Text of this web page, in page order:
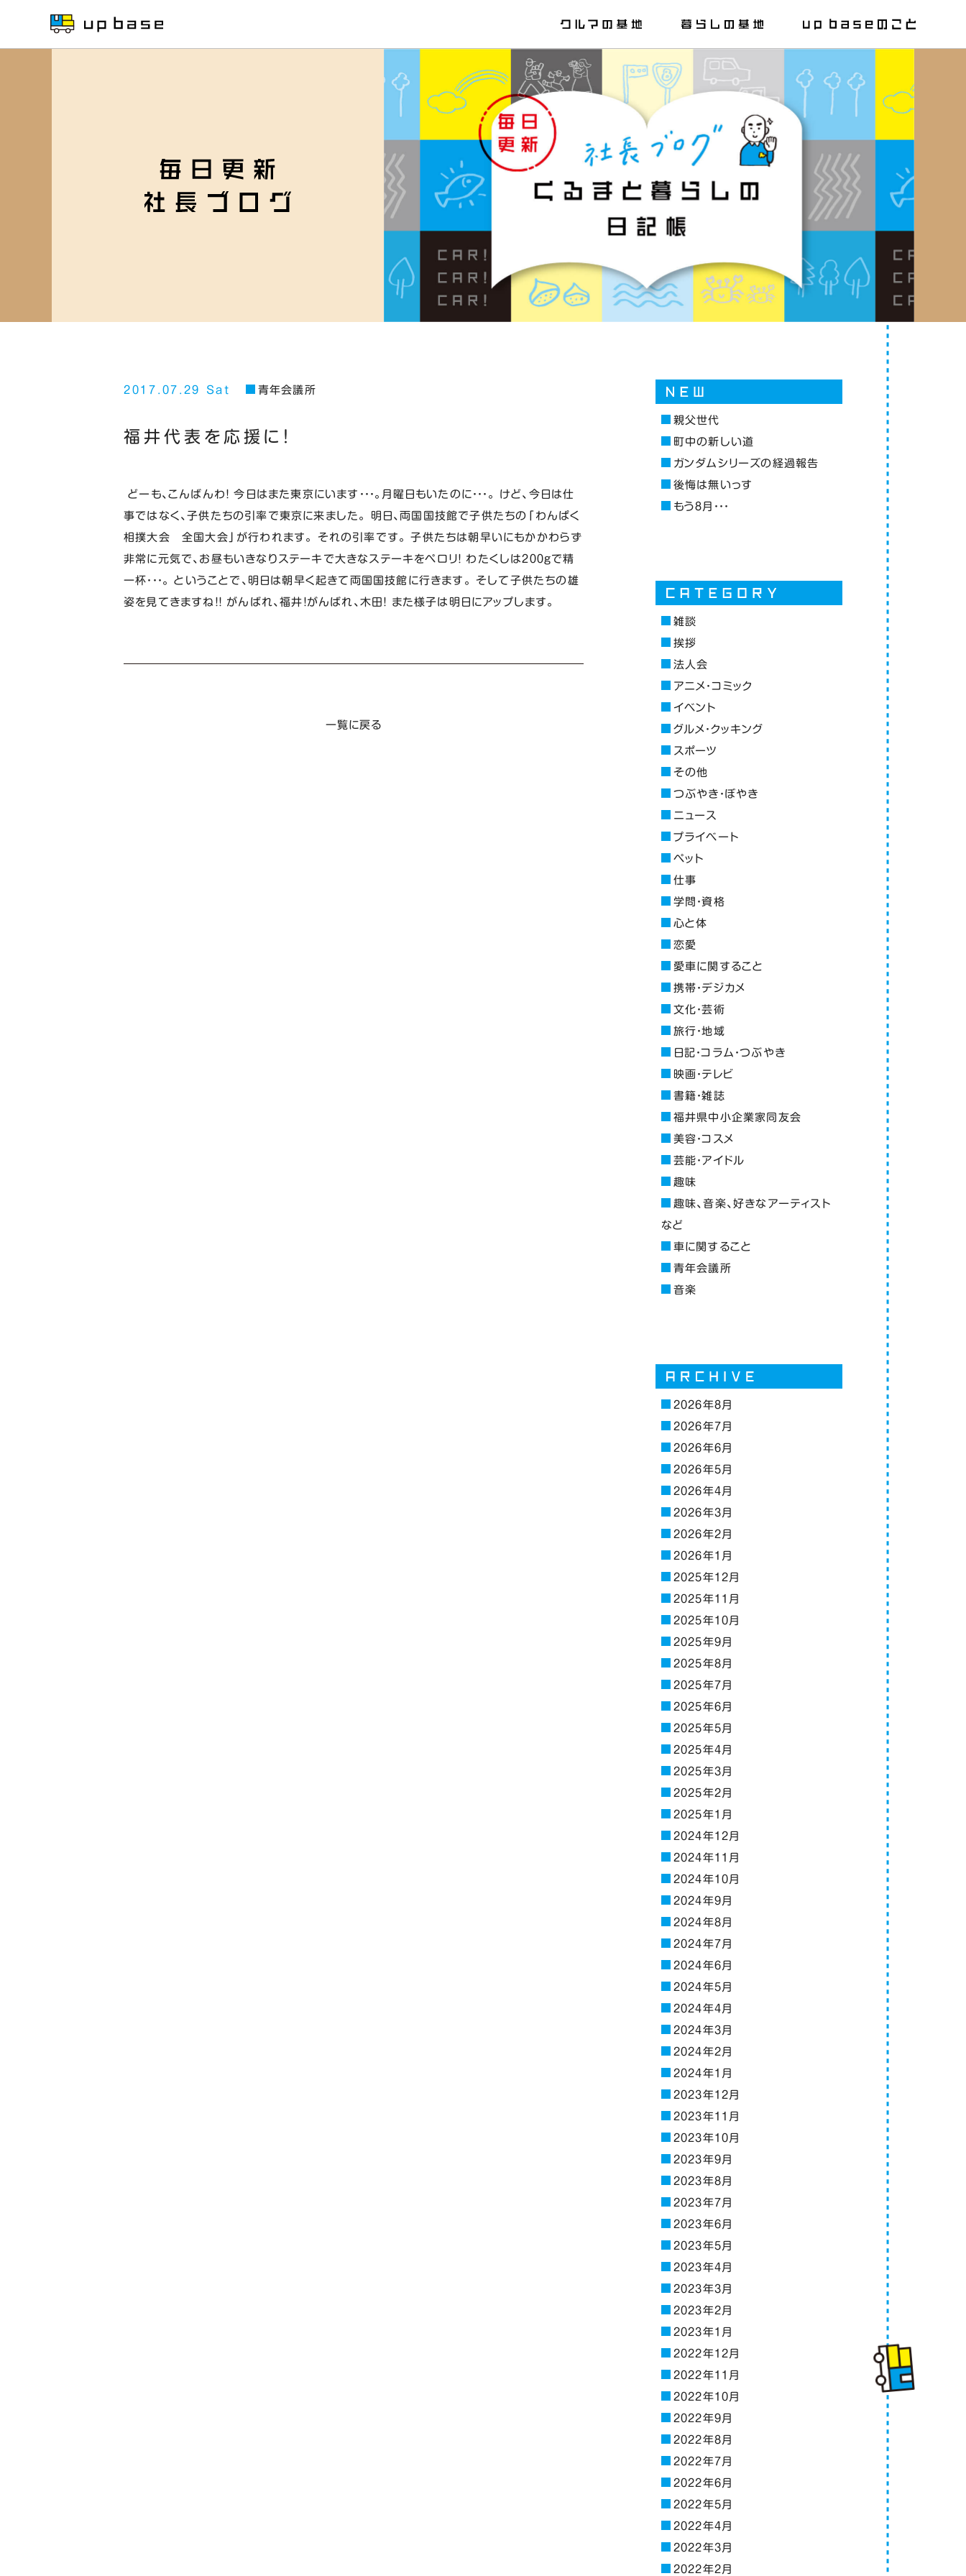
2017.07.29 Sat 青年会議所
福井代表を応援に！
どーも、こんばんわ！ 今日はまた東京にいます・・・。月曜日もいたのに・・・。 けど、今日は仕
事ではなく、子供たちの引率で東京に来ました。 明日、両国国技館で子供たちの「わんぱく
相撲大会 全国大会」が行われます。 それの引率です。 子供たちは朝早いにもかかわらず
非常に元気で、お昼もいきなりステーキで大きなステーキをペロリ！ わたくしは２００ｇで精
一杯・・・。 ということで、明日は朝早く起きて両国国技館に行きます。 そして子供たちの雄
姿を見てきますね！！ がんばれ、福井！がんばれ、木田！ また様子は明日にアップします。
一覧に戻る
親父世代
町中の新しい道
ガンダムシリーズの経過報告
後悔は無いっす
もう８月・・・
雑談
挨拶
法人会
アニメ・コミック
イベント
グルメ・クッキング
スポーツ
その他
つぶやき・ぼやき
ニュース
プライベート
ペット
仕事
学問・資格
心と体
恋愛
愛車に関すること
携帯・デジカメ
文化・芸術
旅行・地域
日記・コラム・つぶやき
映画・テレビ
書籍・雑誌
福井県中小企業家同友会
美容・コスメ
芸能・アイドル
趣味
趣味、音楽、好きなアーティスト
など
車に関すること
青年会議所
音楽
2026年8月
2026年7月
2026年6月
2026年5月
2026年4月
2026年3月
2026年2月
2026年1月
2025年12月
2025年11月
2025年10月
2025年9月
2025年8月
2025年7月
2025年6月
2025年5月
2025年4月
2025年3月
2025年2月
2025年1月
2024年12月
2024年11月
2024年10月
2024年9月
2024年8月
2024年7月
2024年6月
2024年5月
2024年4月
2024年3月
2024年2月
2024年1月
2023年12月
2023年11月
2023年10月
2023年9月
2023年8月
2023年7月
2023年6月
2023年5月
2023年4月
2023年3月
2023年2月
2023年1月
2022年12月
2022年11月
2022年10月
2022年9月
2022年8月
2022年7月
2022年6月
2022年5月
2022年4月
2022年3月
2022年2月